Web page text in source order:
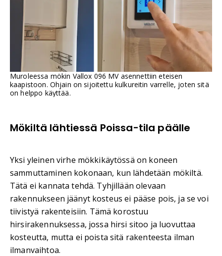
Muroleessa mökin Vallox 096 MV asennettiin eteisen
kaapistoon. Ohjain on sijoitettu kulkureitin varrelle, joten sitä
on helppo käyttää.
Mökiltä lähtiessä Poissa-tila päälle
Yksi yleinen virhe mökkikäytössä on koneen
sammuttaminen kokonaan, kun lähdetään mökiltä.
Tätä ei kannata tehdä. Tyhjillään olevaan
rakennukseen jäänyt kosteus ei pääse pois, ja se voi
tiivistyä rakenteisiin. Tämä korostuu
hirsirakennuksessa, jossa hirsi sitoo ja luovuttaa
kosteutta, mutta ei poista sitä rakenteesta ilman
ilmanvaihtoa.